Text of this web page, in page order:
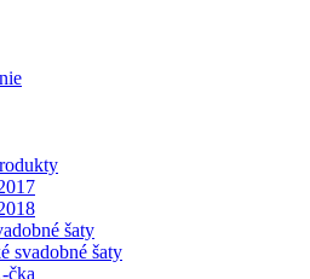
šaty
svadobné šaty
čka